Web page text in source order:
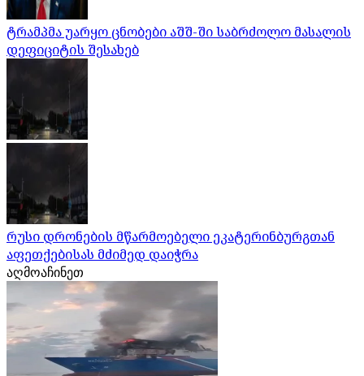
ტრამპმა უარყო ცნობები აშშ-ში საბრძოლო მასალის
დეფიციტის შესახებ
რუსი დრონების მწარმოებელი ეკატერინბურგთან
აფეთქებისას მძიმედ დაიჭრა
აღმოაჩინეთ